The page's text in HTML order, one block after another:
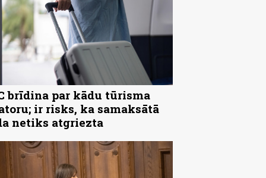
brīdina par kādu tūrisma
ir risks, ka samaksātā
netiks atgriezta